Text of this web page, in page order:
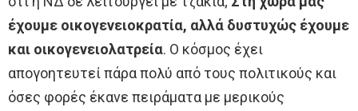
έχουμε οικογενειοκρατία, αλλά δυστυχώς έχουμε
και οικογενειολατρεία. Ο κόσμος έχει
απογοητευτεί πάρα πολύ από τους πολιτικούς και
όσες φορές έκανε πειράματα με μερικούς